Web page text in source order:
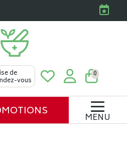
Pharmacies Clabots &
de
vous
0
MENU